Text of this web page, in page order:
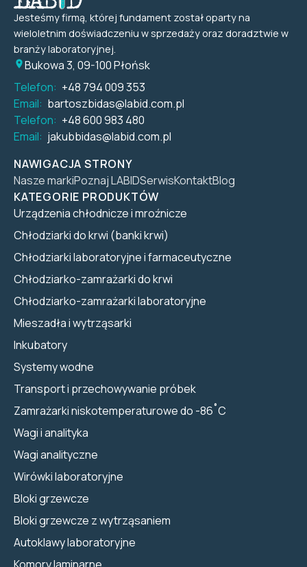
Jesteśmy firmą, której fundament został oparty na
wieloletnim doświadczeniu w sprzedaży oraz doradztwie w
branży laboratoryjnej.
Bukowa 3, 09-100 Płońsk
Telefon: +48 794 009 353
Email: bartoszbidas@labid.com.pl
Telefon: +48 600 983 480
Email: jakubbidas@labid.com.pl
NAWIGACJA STRONY
Nasze markiPoznaj LABIDSerwisKontaktBlog
KATEGORIE PRODUKTÓW
Urządzenia chłodnicze i mroźnicze
Chłodziarki do krwi (banki krwi)
Chłodziarki laboratoryjne i farmaceutyczne
Chłodziarko-zamrażarki do krwi
Chłodziarko-zamrażarki laboratoryjne
Mieszadła i wytrząsarki
Inkubatory
Systemy wodne
Transport i przechowywanie próbek
Zamrażarki niskotemperaturowe do -86˚C
Wagi i analityka
Wagi analityczne
Wirówki laboratoryjne
Bloki grzewcze
Bloki grzewcze z wytrząsaniem
Autoklawy laboratoryjne